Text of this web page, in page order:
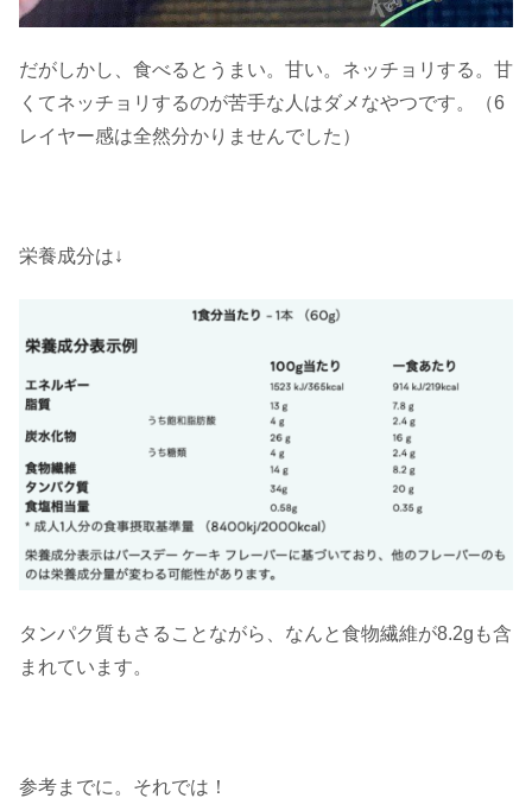
だがしかし、食べるとうまい。甘い。ネッチョリする。甘
くてネッチョリするのが苦手な人はダメなやつです。（6
レイヤー感は全然分かりませんでした）
栄養成分は↓
タンパク質もさることながら、なんと食物繊維が8.2gも含
まれています。
参考までに。それでは！